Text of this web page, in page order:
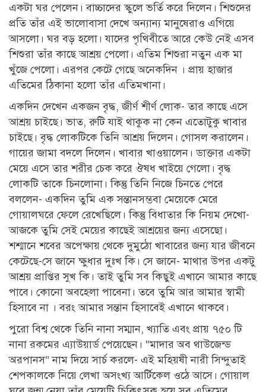
একটা ঘর পেলেন। বাচ্চাদের স্কুলে ভর্তি করে দিলেন। শিশুদের
প্রতি তাঁর এই ভালোবাসা দেখে অন্যান্য মানুষেরাও এগিয়ে
আসলো। ঘর বড় হলো। যাদের পৃথিবীতে আরে কেউ নেই এসব
শিশুরা তাঁর কাছে আশ্রয় পেলো। এতিম শিশুরা নতুন এক মা
খুঁজে পেলো। এরপর কেটে গেছে অনেকদিন । প্রায় হাজার
এতিমের ঠিকানা হলো তাঁর এতিমখানা।
একদিন দেখেন একজন বৃদ্ধ, জীর্ণ শীর্ণ লোক- তার কাছে এসে
আশ্রয় চাইছে। ভাত, রুটি যাই থাকুক না কেন এতোটুকু খাবার
চাইছে। বৃদ্ধ লোকটিকে তিনি আশ্রয় দিলেন। গোসল করালেন।
গায়ের জামা বদলে দিলেন। খাবার খাওয়ালেন। ডাক্তার একটা
মেয়ে এসে তার শরীর চেক করে ঔষধ খাইয়ে গেলো। বৃদ্ধ
লোকটি তাকে চিনলোনা। কিন্তু তিনি নিজে চিনতে পেরে
বললেন- একদিন তুমি এক সন্তানসম্ভবা মেয়েকে মেরে
গোয়ালঘরে ফেলে রেখেছিলে। কিন্তু বিধাতার কি নিয়ম দেখো-
আজকে তুমি সেই মেয়ের কাছেই আশ্রয়ের জন্য এসেছো।
শশ্মানে শবের অপেক্ষায় থেকে দুমুঠো খাবারের জন্য যার জীবনে
কেটেছে-সে জানে ক্ষুধার দুঃখ কি। সে জানে- মাথার উপর একটু
আশ্রয় প্রাপ্তির সুখ কি। তাই তুমি সব কিছুই এখানে আমার কাছে
পাবে। কোনো অবহেলা পাবেনা। তবে তুমি আর আমার স্বামী
হিসাবে না । বরং আমার সন্তান হিসাবেই এখানে থাকবে।
পুরো বিশ্ব থেকে তিনি নানা সম্মান, খ্যাতি এবং প্রায় ৭৫০ টি
নানা রকমের এ্যাউয়ার্ড পেয়েছেন। “মাদার অব থাউজেন্ড
অরপানস” নাম দিয়ে সার্চ করলে- এই মহিয়ষী নারী সিন্দুতাই
শেপকালকে নিয়ে লেখা অসংখ্য আর্টিকেল ওঠে আসে। গোয়াল